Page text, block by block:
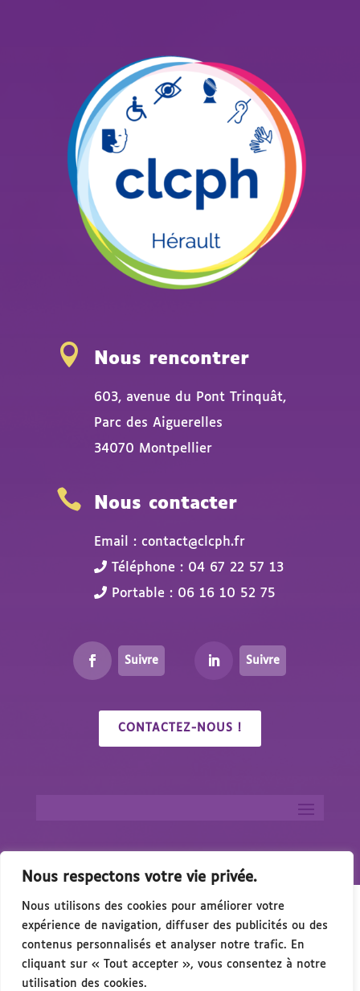
Nous respectons votre vie privée.
Nous utilisons des cookies pour améliorer votre
expérience de navigation, diffuser des publicités ou des
contenus personnalisés et analyser notre trafic. En
cliquant sur « Tout accepter », vous consentez à notre
utilisation des cookies.
 Nous rencontrer
603, avenue du Pont Trinquât,
Parc des Aiguerelles
34070 Montpellier
 Nous contacter
Email : contact@clcph.fr
Téléphone : 04 67 22 57 13
Portable : 06 16 10 52 75
Suivre Suivre
CONTACTEZ-NOUS !
🎉 Congrés/Salon du Handicap & de